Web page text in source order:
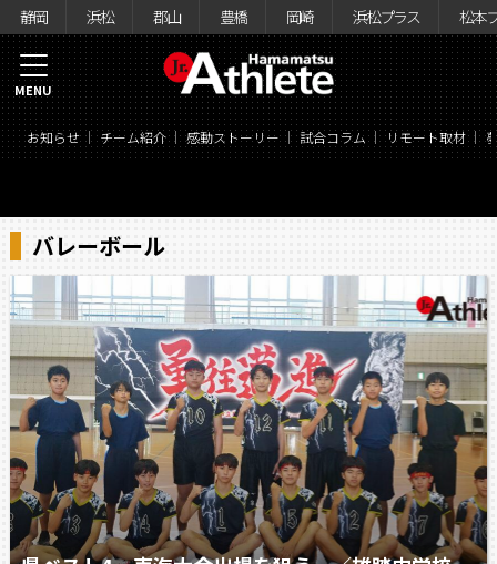
静岡 浜松 郡山 豊橋 岡崎 浜松プラス 松本
お知らせ チーム紹介 感動ストーリー 試合コラム リモート取材
MENU
バレーボール